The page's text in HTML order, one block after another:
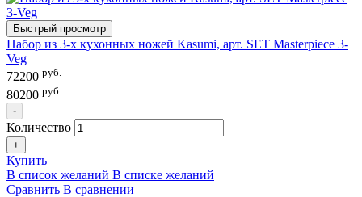
Быстрый просмотр
Набор из 3-х кухонных ножей Kasumi, арт. SET Masterpiece 3-
Veg
72200 руб.
80200 руб.
-
Количество
+
Купить
В список желаний В списке желаний
Сравнить В сравнении